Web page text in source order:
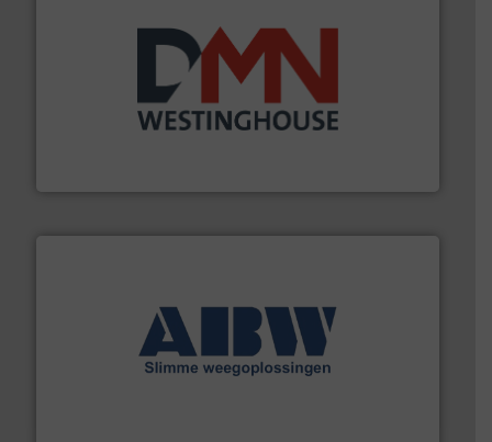
plastic-, (petro) chemische, farmaceutische,
mineralen-, energie en biomassa industrieën.
geautomatiseerde weegoplossingen.Meer info ➜